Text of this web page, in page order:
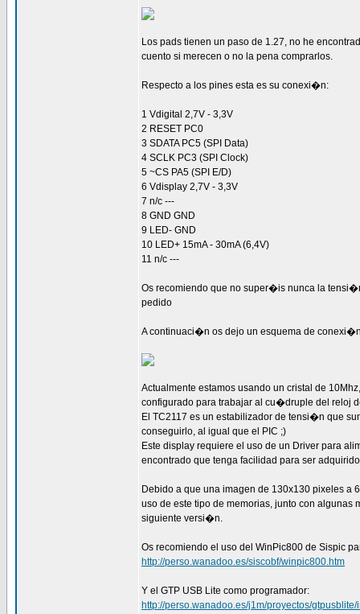
Los pads tienen un paso de 1.27, no he
cuento si merecen o no la pena comprarlos.
Respecto a los pines esta es su conexi�n:
1 Vdigital 2,7V - 3,3V
2 RESET PC0
3 SDATA PC5 (SPI Data)
4 SCLK PC3 (SPI Clock)
5 ~CS PA5 (SPI E/D)
6 Vdisplay 2,7V - 3,3V
7 n/c ---
8 GND GND
9 LED- GND
10 LED+ 15mA - 30mA (6,4V)
11 n/c ---
Os recomiendo que no super�is nunca la
pedido
A continuaci�n os dejo un esquema de
Actualmente estamos usando un cristal de
configurado para trabajar al cu�druple del reloj
El TC2117 es un estabilizador de tensi�n que
conseguirlo, al igual que el PIC ;)
Este display requiere el uso de un Driver para
encontrado que tenga facilidad para ser
Debido a que una imagen de 130x130 pixeles a
uso de este tipo de memorias, junto con
siguiente versi�n.
Os recomiendo el uso del WinPic800 de Sispic
http://perso.wanadoo.es/siscobf/winpic800.htm
Y el GTP USB Lite como programador:
http://perso.wanadoo.es/j1m/proyectos/gtpusblite/